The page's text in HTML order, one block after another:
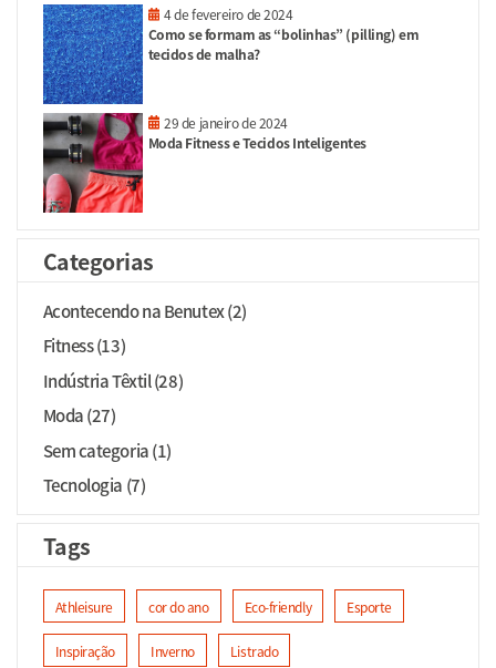
4 de fevereiro de 2024
Como se formam as “bolinhas” (pilling) em
tecidos de malha?
29 de janeiro de 2024
Moda Fitness e Tecidos Inteligentes
Categorias
Acontecendo na Benutex (2)
Fitness (13)
Indústria Têxtil (28)
Moda (27)
Sem categoria (1)
Tecnologia (7)
Tags
Athleisure cor do ano Eco-friendly Esporte
Inspiração Inverno Listrado